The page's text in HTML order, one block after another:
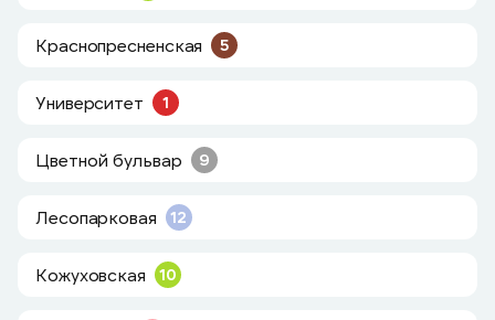
Краснопресненская 5
Университет 1
Цветной бульвар 9
Лесопарковая 12
Кожуховская 10